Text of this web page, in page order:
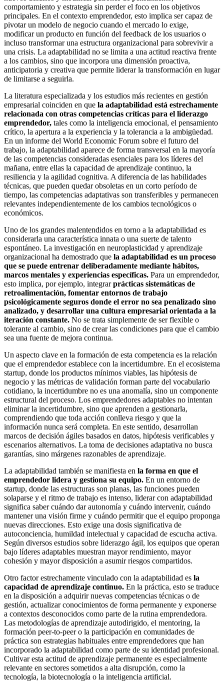
comportamiento y estrategia sin perder el foco en los objetivos
principales. En el contexto emprendedor, esto implica ser capaz de
pivotar un modelo de negocio cuando el mercado lo exige,
modificar un producto en función del feedback de los usuarios o
incluso transformar una estructura organizacional para sobrevivir a
una crisis. La adaptabilidad no se limita a una actitud reactiva frente
a los cambios, sino que incorpora una dimensión proactiva,
anticipatoria y creativa que permite liderar la transformación en lugar
de limitarse a seguirla.
La literatura especializada y los estudios más recientes en gestión
empresarial coinciden en que la adaptabilidad está estrechamente
relacionada con otras competencias críticas para el liderazgo
emprendedor, tales como la inteligencia emocional, el pensamiento
crítico, la apertura a la experiencia y la tolerancia a la ambigüedad.
En un informe del World Economic Forum sobre el futuro del
trabajo, la adaptabilidad aparece de forma transversal en la mayoría
de las competencias consideradas esenciales para los líderes del
mañana, entre ellas la capacidad de aprendizaje continuo, la
resiliencia y la agilidad cognitiva. A diferencia de las habilidades
técnicas, que pueden quedar obsoletas en un corto período de
tiempo, las competencias adaptativas son transferibles y permanecen
relevantes independientemente de los cambios tecnológicos o
económicos.
Uno de los grandes malentendidos en torno a la adaptabilidad es
considerarla una característica innata o una suerte de talento
espontáneo. La investigación en neuroplasticidad y aprendizaje
organizacional ha demostrado que la adaptabilidad es un proceso
que se puede entrenar deliberadamente mediante hábitos,
marcos mentales y experiencias específicas. Para un emprendedor,
esto implica, por ejemplo, integrarprácticas sistemáticas de
retroalimentación, fomentar entornos de trabajo
psicológicamente seguros donde el error no sea penalizado sino
analizado, y desarrollar una cultura empresarial orientada a la
iteración constante. No se trata simplemente de ser flexible o
tolerante al cambio, sino de crear las condiciones para que el cambio
sea una fuente de mejora continua.
Un aspecto clave en la formación de esta competencia es la relación
que el emprendedor establece con la incertidumbre. En el ecosistema
startup, donde los productos mínimos viables, las hipótesis de
negocio y las métricas de validación forman parte del vocabulario
cotidiano, la incertidumbre no es una anomalía, sino un componente
estructural del proceso. Los emprendedores adaptables no intentan
eliminar la incertidumbre, sino que aprenden a gestionarla,
comprendiendo que toda acción conlleva riesgo y que la
información nunca será completa. En este sentido, desarrollan
marcos de decisión ágiles basados en datos, hipótesis verificables y
escenarios alternativos. La toma de decisiones adaptativa no busca
garantías, sino márgenes razonables de aprendizaje.
La adaptabilidad también se manifiesta en la forma en que el
emprendedor lidera y gestiona su equipo. En un entorno de
startup, donde las estructuras son planas, las funciones pueden
solaparse y el ritmo de trabajo es intenso, liderar con adaptabilidad
significa saber cuándo dar autonomía y cuándo intervenir, cuándo
mantener una visión firme y cuándo permitir que el equipo proponga
nuevas direcciones. Esto exige una dosis significativa de
autoconciencia, humildad intelectual y capacidad de escucha activa.
Según diversos estudios sobre liderazgo ágil, los equipos que operan
bajo líderes adaptables muestran mayor rendimiento, mayor
cohesión y mayor disposición a asumir riesgos compartidos.
Otro factor estrechamente vinculado con la adaptabilidad es la
capacidad de aprendizaje continuo. En la práctica, esto se traduce
en la disposición a adquirir nuevas competencias técnicas o de
gestión, actualizar conocimientos de forma permanente y exponerse
a contextos desconocidos como parte de la rutina emprendedora.
Las metodologías de aprendizaje autodirigido, el mentoring, la
formación peer-to-peer o la participación en comunidades de
práctica son estrategias habituales entre emprendedores que han
incorporado la adaptabilidad como parte de su identidad profesional.
Cultivar esta actitud de aprendizaje permanente es especialmente
relevante en sectores sometidos a alta disrupción, como la
tecnología, la biotecnología o la inteligencia artificial.